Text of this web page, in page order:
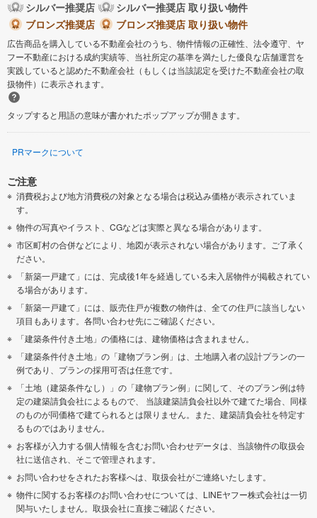
シルバー推奨店
シルバー推奨店 取り扱い物件
ブロンズ推奨店
ブロンズ推奨店 取り扱い物件
広告商品を購入している不動産会社のうち、物件情報の正確性、法令遵守、ヤ
フー不動産における成約実績等、当社所定の基準を満たした優良な店舗運営を
実践していると認めた不動産会社（もしくは当該認定を受けた不動産会社の取
扱物件）に表示されます。
タップすると用語の意味が書かれたポップアップが開きます。
PRマークについて
ご注意
消費税および地方消費税の対象となる場合は税込み価格が表示されていま
す。
物件の写真やイラスト、CGなどは実際と異なる場合があります。
市区町村の合併などにより、地図が表示されない場合があります。ご了承く
ださい。
「新築一戸建て」には、完成後1年を経過している未入居物件が掲載されてい
る場合があります。
「新築一戸建て」には、販売住戸が複数の物件は、全ての住戸に該当しない
項目もあります。各問い合わせ先にご確認ください。
「建築条件付き土地」の価格には、建物価格は含まれません。
「建築条件付き土地」の「建物プラン例」は、土地購入者の設計プランの一
例であり、プランの採用可否は任意です。
「土地（建築条件なし）」の「建物プラン例」に関して、そのプラン例は特
定の建築請負会社によるもので、 当該建築請負会社以外で建てた場合、同様
のものが同価格で建てられるとは限りません。また、建築請負会社を特定す
るものではありません。
お客様が入力する個人情報を含むお問い合わせデータは、当該物件の取扱会
社に送信され、そこで管理されます。
お問い合わせをされたお客様へは、取扱会社がご連絡いたします。
物件に関するお客様のお問い合わせについては、LINEヤフー株式会社は一切
関与いたしません。取扱会社に直接ご確認ください。